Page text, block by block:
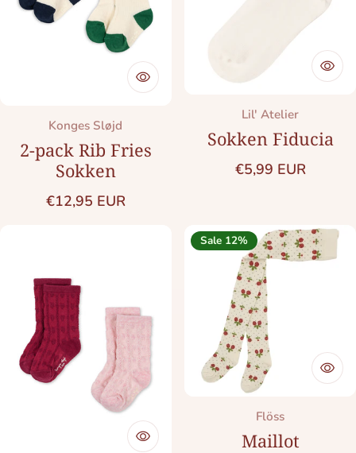
Merk:
Konges Sløjd
2-pack Rib Fries
Sokken
Normale prijs
€12,95 EUR
Merk:
Lil' Atelier
Sokken Fiducia
Normale prijs
€5,99 EUR
Sale 12%
Merk:
Flöss
Maillot